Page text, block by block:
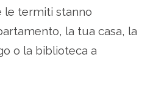
le termiti stanno
la tua casa, la
o la biblioteca a